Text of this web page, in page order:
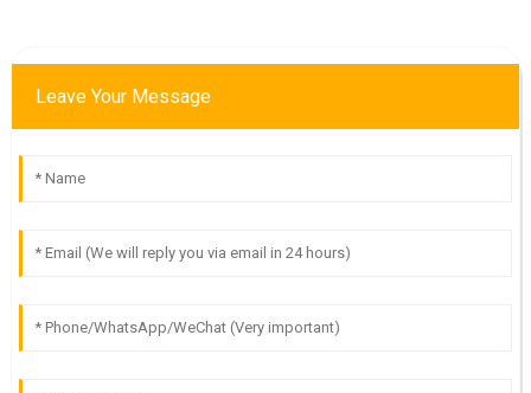
Leave Your Message